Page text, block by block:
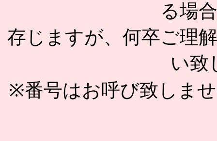
る場
存じますが、何卒ご理
い致
※番号はお呼び致しま